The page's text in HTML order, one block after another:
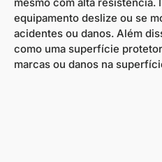
equipamento deslize ou se
acidentes ou danos. Além
como uma superfície
marcas ou danos na